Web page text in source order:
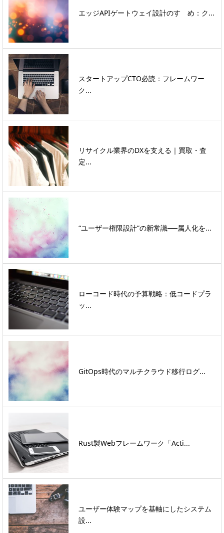
エッジAPIゲートウェイ設計のすゝめ：ク...
スタートアップCTO必読：フレームワー
ク...
リサイクル業界のDXを支える｜買取・査
定...
“ユーザー権限設計”の新常識──属人化を...
ローコード時代の予算戦略：低コードプラ
ッ...
GitOps時代のマルチクラウド移行ログ...
Rust製Webフレームワーク「Acti...
ユーザー体験マップを基軸にしたシステム
設...